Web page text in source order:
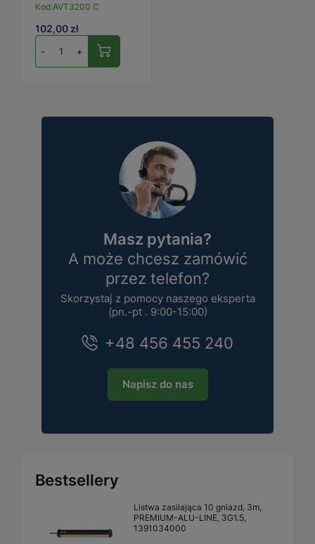
Kod:AVT3200 C
102,00 zł
- +
Masz pytania?
A może chcesz zamówić
przez telefon?
Skorzystaj z pomocy naszego eksperta
(pn.-pt . 9:00-15:00)
+48 456 455 240
Napisz do nas
Bestsellery
Listwa zasilająca 10 gniazd, 3m,
PREMIUM-ALU-LINE, 3G1.5,
1391034000